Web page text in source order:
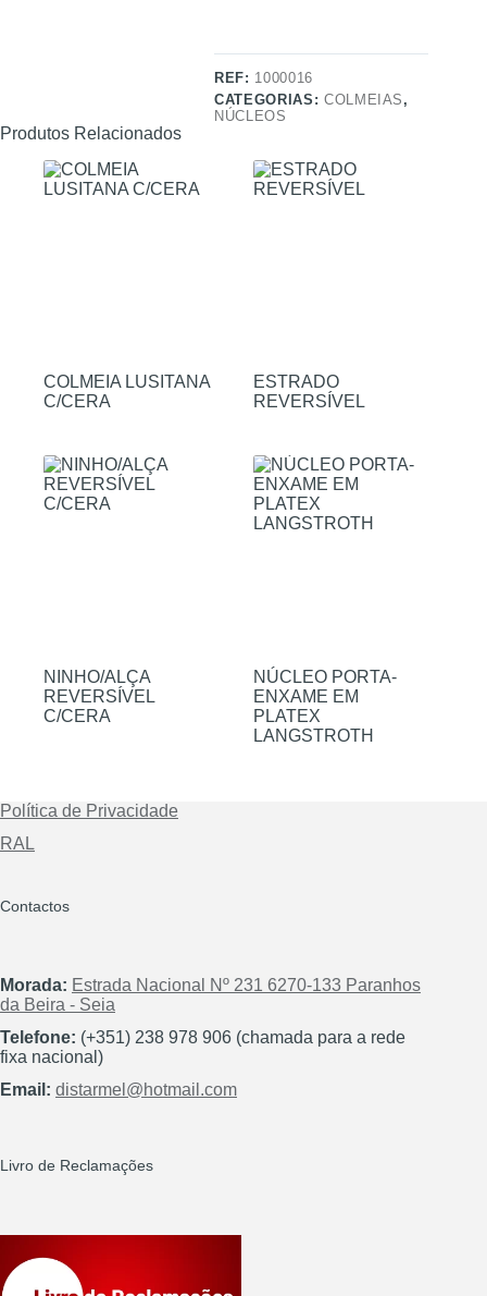
REF: 1000016
CATEGORIAS: COLMEIAS ,
NÚCLEOS
Produtos Relacionados
COLMEIA LUSITANA
C/CERA
ESTRADO
REVERSÍVEL
NINHO/ALÇA
REVERSÍVEL
C/CERA
NÚCLEO PORTA-
ENXAME EM
PLATEX
LANGSTROTH
Política de Privacidade
RAL
Contactos
Morada: Estrada Nacional Nº 231 6270-133 Paranhos
da Beira - Seia
Telefone: (+351) 238 978 906 (chamada para a rede
fixa nacional)
Email: distarmel@hotmail.com
Livro de Reclamações